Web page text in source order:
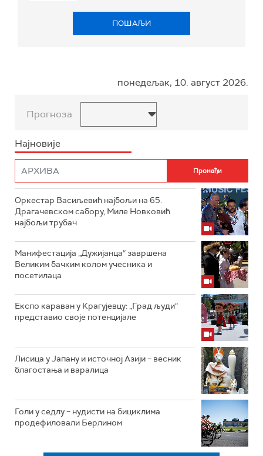
ПОШАЉИ
понедељак, 10. август 2026.
Прогноза
Најновије
Оркестар Васиљевић најбољи на 65.
Драгачевском сабору, Миле Новковић
најбољи трубач
Манифестација „Дужијанца“ завршена
Великим бачким колом учесника и
посетилаца
Експо караван у Крагујевцу: „Град људи“
представио своје потенцијале
Лисица у Јапану и источној Азији – весник
благостања и варалица
Голи у седлу – нудисти на бициклима
продефиловали Берлином